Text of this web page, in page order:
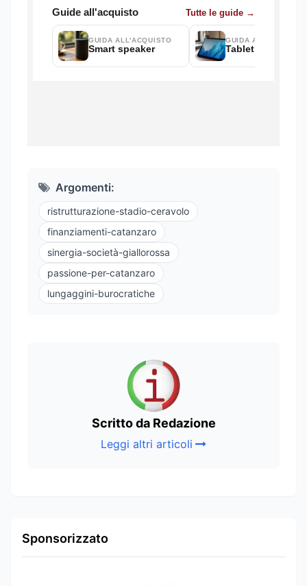
Argomenti:
ristrutturazione-stadio-ceravolo
finanziamenti-catanzaro
sinergia-società-giallorossa
passione-per-catanzaro
lungaggini-burocratiche
Scritto da Redazione
Leggi altri articoli
Sponsorizzato